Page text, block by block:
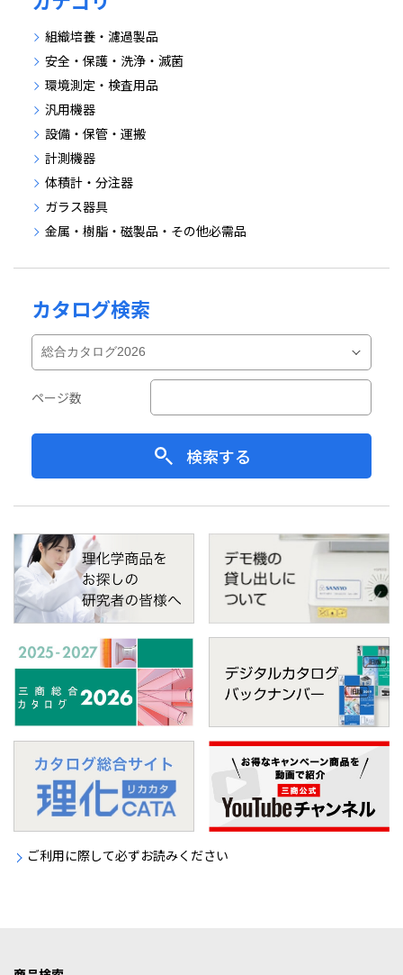
組織培養・濾過製品
安全・保護・洗浄・滅菌
環境測定・検査用品
汎用機器
設備・保管・運搬
計測機器
体積計・分注器
ガラス器具
金属・樹脂・磁製品・その他必需品
カタログ検索
ページ数
検索する
ご利用に際して必ずお読みください